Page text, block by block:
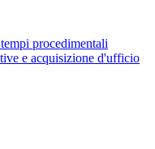
procedimentali
e acquisizione d'ufficio